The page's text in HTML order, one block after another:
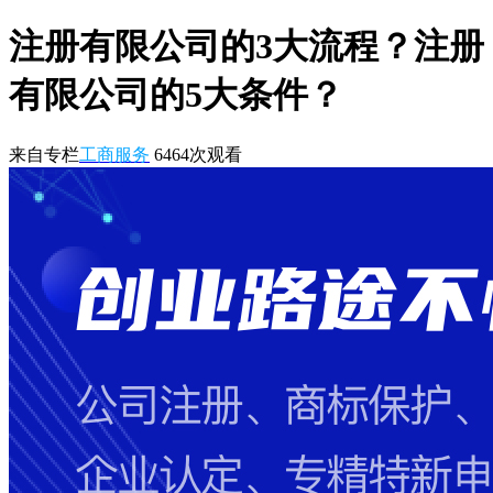
注册有限公司的3大流程？注册
有限公司的5大条件？
来自专栏工商服务 6464次观看